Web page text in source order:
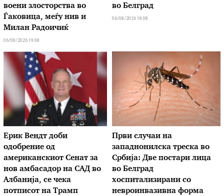
воени злосторства во
Ѓаковица, меѓу нив и
Милан Радоичиќ
06/08/2026 19:08
во Белград
06/08/2026 18:08
Ерик Вендт доби
одобрение од
американскиот Сенат за
нов амбасадор на САД во
Албанија, се чека
потписот на Трамп
Први случаи на
западнонилска треска во
Србија: Две постари лица
во Белград
хоспитализирани со
невроинвазивна форма